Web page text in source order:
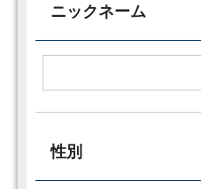
ニックネーム
性別